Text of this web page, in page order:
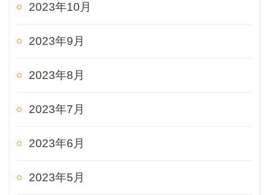
2023年10月
2023年9月
2023年8月
2023年7月
2023年6月
2023年5月